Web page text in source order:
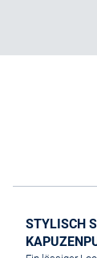
STYLISCH